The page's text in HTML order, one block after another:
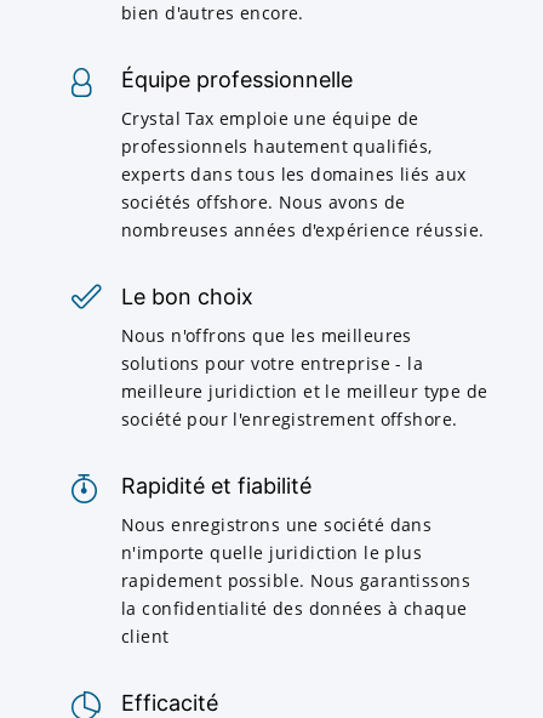
bien d'autres encore.
Équipe professionnelle
Crystal Tax emploie une équipe de
professionnels hautement qualifiés,
experts dans tous les domaines liés aux
sociétés offshore. Nous avons de
nombreuses années d'expérience réussie.
Le bon choix
Nous n'offrons que les meilleures
solutions pour votre entreprise - la
meilleure juridiction et le meilleur type de
société pour l'enregistrement offshore.
Rapidité et fiabilité
Nous enregistrons une société dans
n'importe quelle juridiction le plus
rapidement possible. Nous garantissons
la confidentialité des données à chaque
client
Efficacité